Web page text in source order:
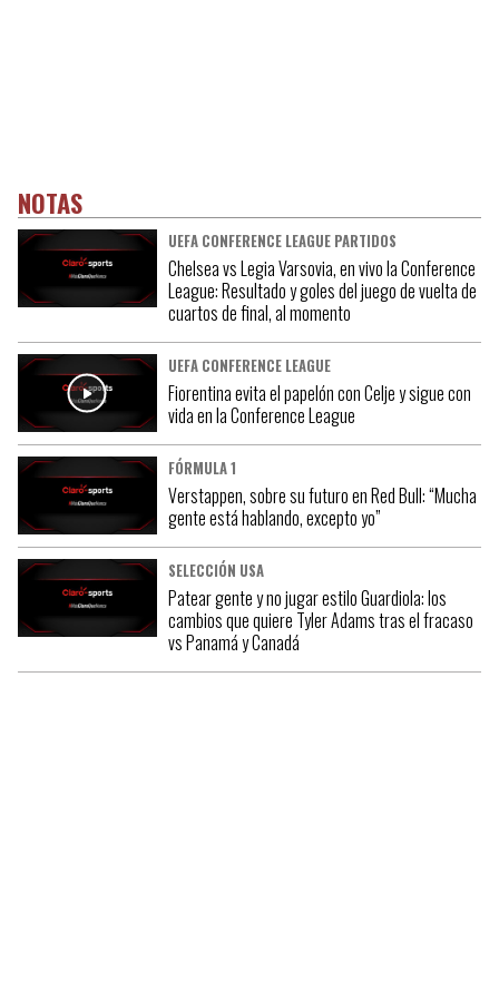
NOTAS
UEFA CONFERENCE LEAGUE PARTIDOS
Chelsea vs Legia Varsovia, en vivo la Conference
League: Resultado y goles del juego de vuelta de
cuartos de final, al momento
UEFA CONFERENCE LEAGUE
Fiorentina evita el papelón con Celje y sigue con
vida en la Conference League
FÓRMULA 1
Verstappen, sobre su futuro en Red Bull: “Mucha
gente está hablando, excepto yo”
SELECCIÓN USA
Patear gente y no jugar estilo Guardiola: los
cambios que quiere Tyler Adams tras el fracaso
vs Panamá y Canadá